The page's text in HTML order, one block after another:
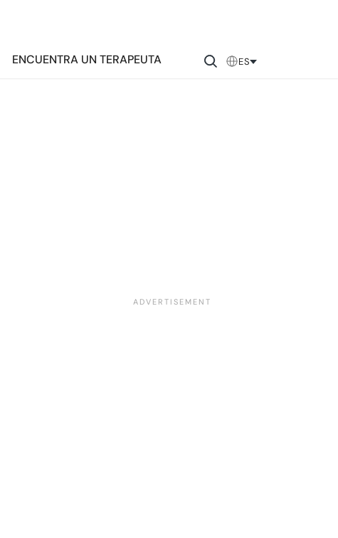
ENCUENTRA UN TERAPEUTA ES